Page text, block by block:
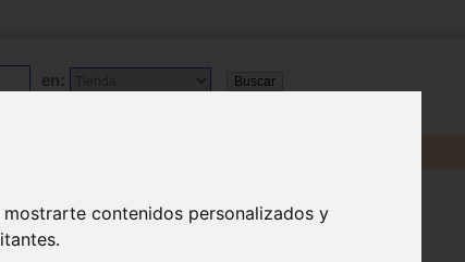
contenidos personalizados y
en: